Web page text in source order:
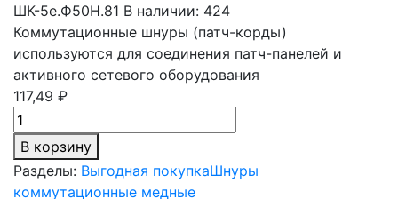
ШК-5e.Ф50Н.81 В наличии: 424
Коммутационные шнуры (патч-корды)
используются для соединения патч-панелей и
активного сетевого оборудования
117,49 ₽
В корзину
Разделы: Выгодная покупкаШнуры
коммутационные медные